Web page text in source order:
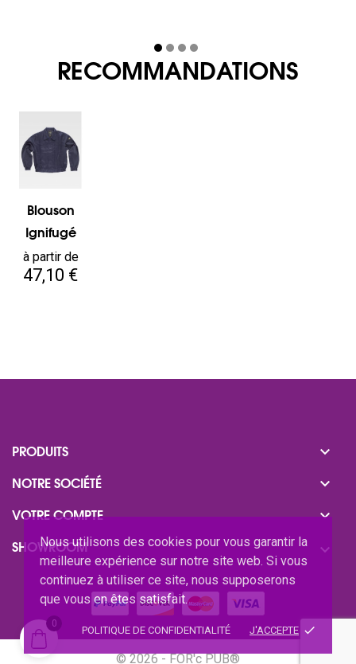
Nous utilisons des cookies pour vous garantir la
meilleure expérience sur notre site web. Si vous
continuez à utiliser ce site, nous supposerons
que vous en êtes satisfait.
POLITIQUE DE CONFIDENTIALITÉ J'ACCEPTE done
RECOMMANDATIONS
Blouson
Ignifugé
Prix
à partir de
47,10 €
PRODUITS 
NOTRE SOCIÉTÉ 
VOTRE COMPTE 
SHOWROOM 
© 2026 - FOR'c PUB®
0